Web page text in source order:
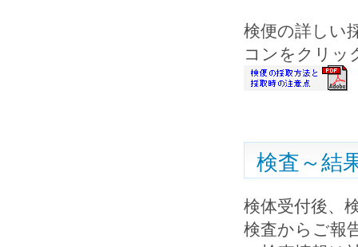
検便の詳しい
コンをクリッ
検査～結
検体受付後、
検査からご報